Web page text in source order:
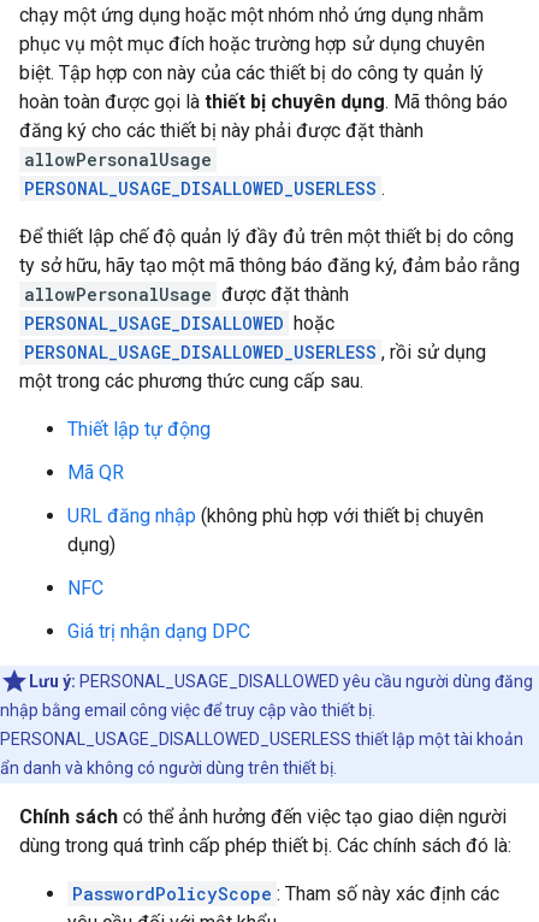
chạy một ứng dụng hoặc một nhóm nhỏ ứng dụng nhằm
phục vụ một mục đích hoặc trường hợp sử dụng chuyên
biệt. Tập hợp con này của các thiết bị do công ty quản lý
hoàn toàn được gọi là thiết bị chuyên dụng. Mã thông báo
đăng ký cho các thiết bị này phải được đặt thành
allowPersonalUsage
PERSONAL_USAGE_DISALLOWED_USERLESS .
Để thiết lập chế độ quản lý đầy đủ trên một thiết bị do công
ty sở hữu, hãy tạo một mã thông báo đăng ký, đảm bảo rằng
allowPersonalUsage được đặt thành
PERSONAL_USAGE_DISALLOWED hoặc
PERSONAL_USAGE_DISALLOWED_USERLESS , rồi sử dụng
một trong các phương thức cung cấp sau.
Thiết lập tự động
Mã QR
URL đăng nhập (không phù hợp với thiết bị chuyên
dụng)
NFC
Giá trị nhận dạng DPC
Lưu ý: PERSONAL_USAGE_DISALLOWED yêu cầu người dùng đăng
nhập bằng email công việc để truy cập vào thiết bị.
PERSONAL_USAGE_DISALLOWED_USERLESS thiết lập một tài khoản
ẩn danh và không có người dùng trên thiết bị.
Chính sách có thể ảnh hưởng đến việc tạo giao diện người
dùng trong quá trình cấp phép thiết bị. Các chính sách đó là:
PasswordPolicyScope : Tham số này xác định các